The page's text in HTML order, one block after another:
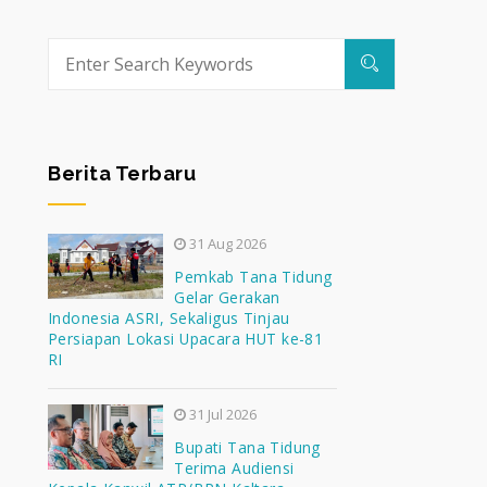
Berita Terbaru
31 Aug 2026
Pemkab Tana Tidung
Gelar Gerakan
Indonesia ASRI, Sekaligus Tinjau
Persiapan Lokasi Upacara HUT ke-81
RI
31 Jul 2026
Bupati Tana Tidung
Terima Audiensi